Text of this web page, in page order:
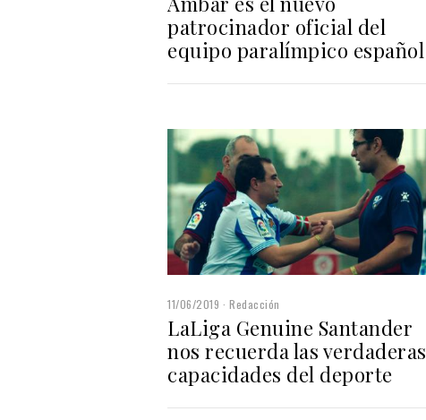
patrocinador oficial del
equipo paralímpico español
11/06/2019 Redacción
LaLiga Genuine Santander
nos recuerda las verdaderas
capacidades del deporte